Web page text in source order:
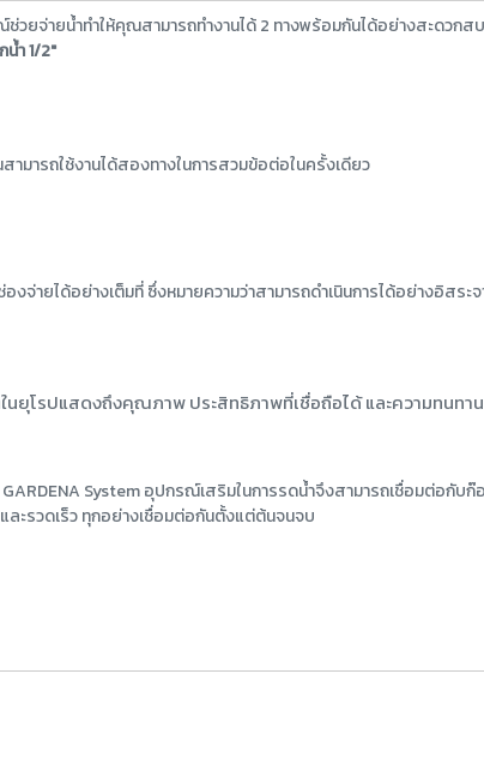
วยจ่ายน้ำทำให้คุณสามารถทำงานได้ 2 ทางพร้อมกันได้อย่างสะดวก
ำ 1/2"
มารถใช้งานได้สองทางในการสวมข้อต่อในครั้งเดียว
งจ่ายได้อย่างเต็มที่ ซึ่งหมายความว่าสามารถดำเนินการได้อย่างอิสระ
ยุโรปแสดงถึงคุณภาพ ประสิทธิภาพที่เชื่อถือได้ และความทนทาน
System อุปกรณ์เสริมในการรดน้ำจึงสามารถเชื่อมต่อกับก๊
ะรวดเร็ว ทุกอย่างเชื่อมต่อกันตั้งแต่ต้นจนจบ